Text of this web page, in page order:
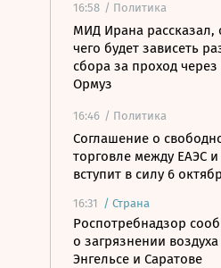
16:58 / Политика
МИД Ирана рассказал,
чего будет зависеть
сбора за проход через
Ормуз
16:46 / Политика
Соглашение о
торговле между ЕАЭС
вступит в силу 6
16:31 / Страна
Роспотребнадзор
о загрязнении воздуха
Энгельсе и Саратове